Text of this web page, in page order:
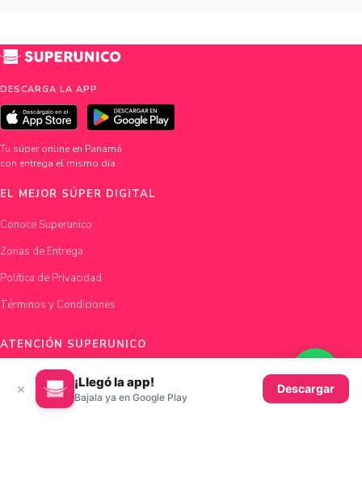
DESCARGA LA APP
Tu súper online en Panamá
con entrega el mismo día.
EL MEJOR SÚPER DIGITAL
Conoce Superunico
Zonas de Entrega
Política de Privacidad
Términos y Condiciones
ATENCIÓN SUPERUNICO
Chatea con nosotros
× ¡Llegó la app!
Bajala ya en Google Play
Descargar